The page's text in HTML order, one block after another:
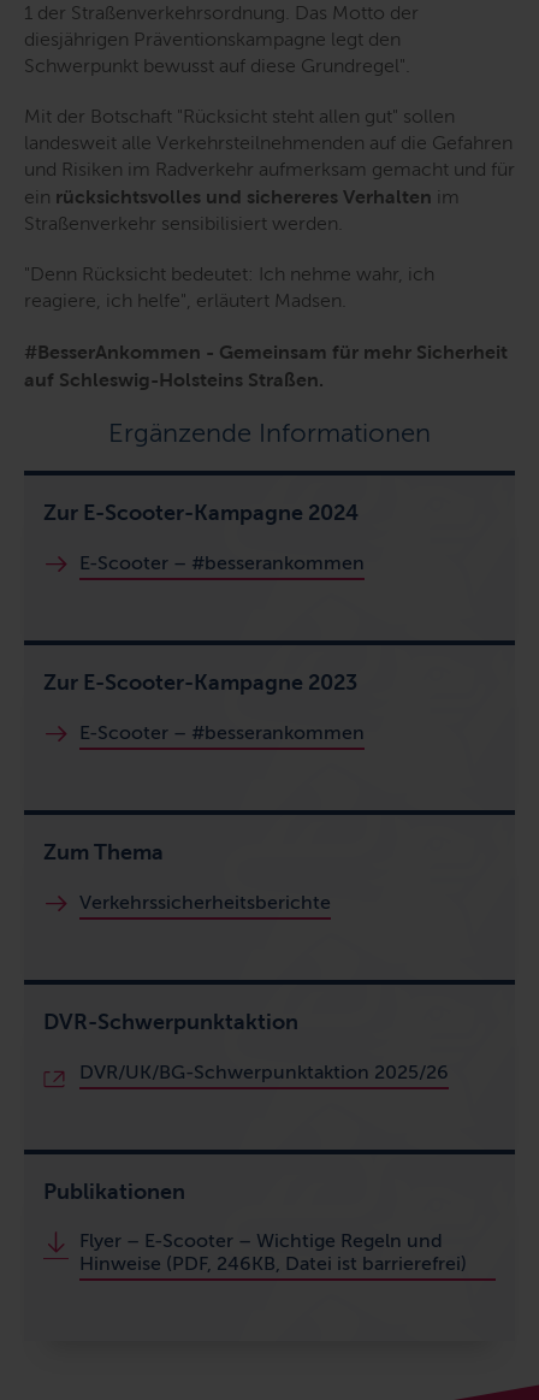
1 der Straßenverkehrsordnung. Das Motto der
diesjährigen Präventionskampagne legt den
Schwerpunkt bewusst auf diese Grundregel".
Mit der Botschaft "Rücksicht steht allen gut" sollen
landesweit alle Verkehrsteilnehmenden auf die Gefahren
und Risiken im Radverkehr aufmerksam gemacht und für
ein rücksichtsvolles und sichereres Verhalten im
Straßenverkehr sensibilisiert werden.
"Denn Rücksicht bedeutet: Ich nehme wahr, ich
reagiere, ich helfe", erläutert Madsen.
#BesserAnkommen - Gemeinsam für mehr Sicherheit
auf Schleswig-Holsteins Straßen.
Ergänzende Informationen
Zur E-Scooter-Kampagne 2024
E-Scooter – #besserankommen
Zur E-Scooter-Kampagne 2023
E-Scooter – #besserankommen
Zum Thema
Verkehrssicherheitsberichte
DVR-Schwerpunktaktion
DVR/UK/BG-Schwerpunktaktion 2025/26
Publikationen
Flyer – E-Scooter – Wichtige Regeln und
Hinweise (PDF, 246KB, Datei ist barrierefrei)